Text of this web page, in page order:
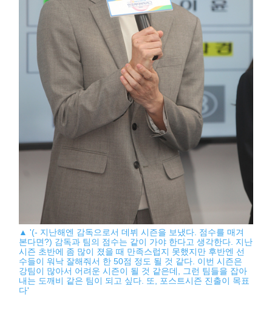
▲ '(- 지난해엔 감독으로서 데뷔 시즌을 보냈다. 점수를 매겨
본다면?) 감독과 팀의 점수는 같이 가야 한다고 생각한다. 지난
시즌 초반에 좀 많이 졌을 때 만족스럽지 못했지만 후반엔 선
수들이 워낙 잘해줘서 한 50점 정도 될 것 같다. 이번 시즌은
강팀이 많아서 어려운 시즌이 될 것 같은데, 그런 팀들을 잡아
내는 도깨비 같은 팀이 되고 싶다. 또, 포스트시즌 진출이 목표
다'